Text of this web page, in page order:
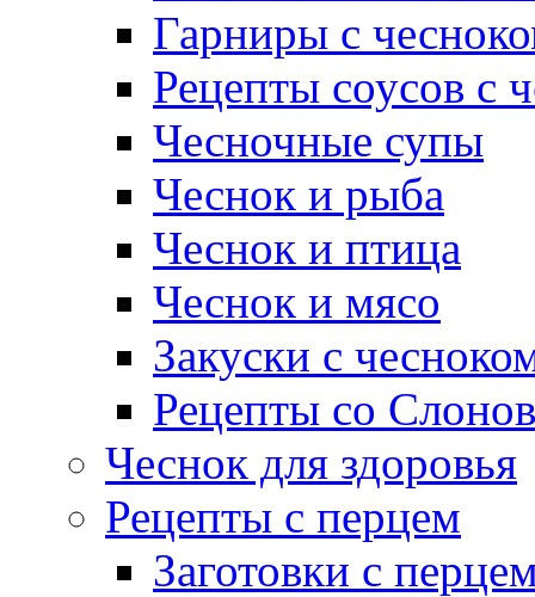
Гарниры с
Рецепты соусов с
Чесночные супы
Чеснок и рыба
Чеснок и птица
Чеснок и мясо
Закуски с
Рецепты со
Чеснок для здоровья
Рецепты с перцем
Заготовки с